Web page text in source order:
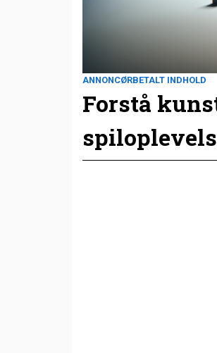
ANNONCØRBETALT INDHOLD
Forstå